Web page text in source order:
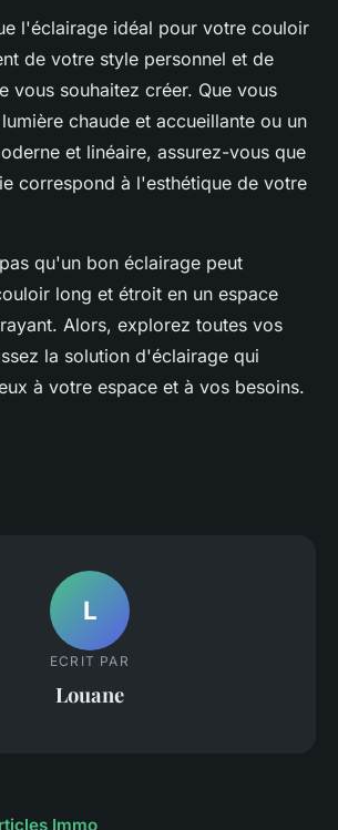
l'éclairage idéal pour votre couloir
de votre style personnel et de
vous souhaitez créer. Que vous
chaude et accueillante ou un
et linéaire, assurez-vous que
correspond à l'esthétique de votre
qu'un bon éclairage peut
long et étroit en un espace
Alors, explorez toutes vos
la solution d'éclairage qui
à votre espace et à vos besoins.
L
ECRIT PAR
Louane
Immo